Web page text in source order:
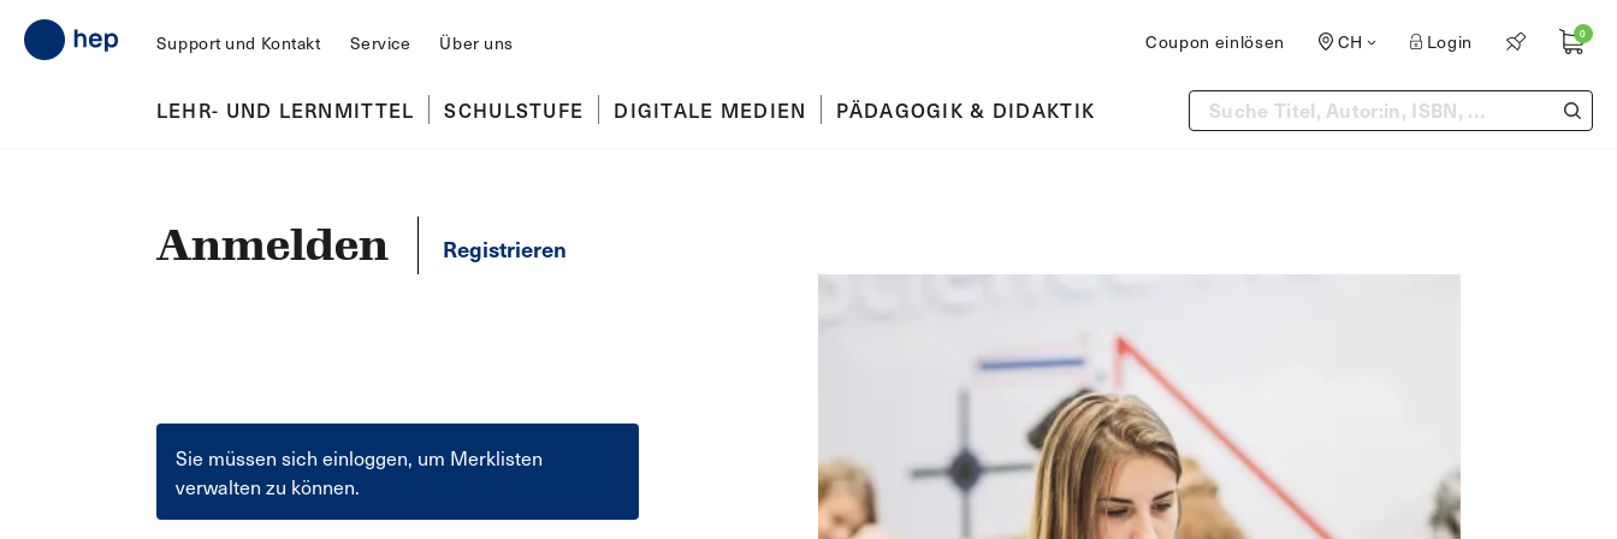
Support und Kontakt Service Über uns
LEHR- UND LERNMITTEL SCHULSTUFE DIGITALE MEDIEN PÄDAGOGIK & DIDAKTIK
Coupon einlösen CH Login 0
Anmelden Registrieren
Sie müssen sich einloggen, um Merklisten
verwalten zu können.